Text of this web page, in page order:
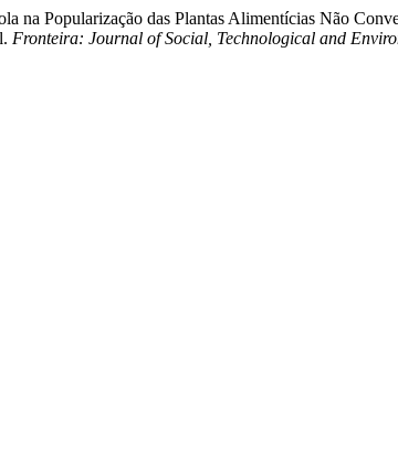
Popularização das Plantas Alimentícias Não
Fronteira: Journal of Social, Technological and